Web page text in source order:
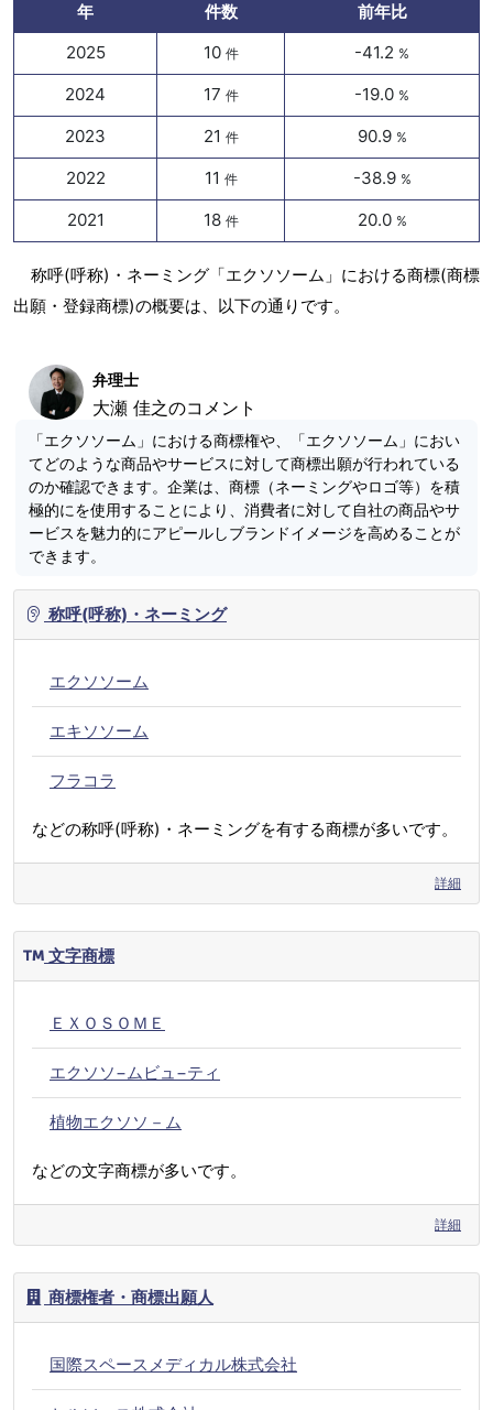
年 件数
前年比
2025
10 件 -41.2 %
2024 17 件 -19.0 %
2023 21 件 90.9 %
2022 11 件 -38.9 %
2021 18 件 20.0 %
称呼(呼称)・ネーミング「エクソソーム」における商標(商標
出願・登録商標)の概要は、以下の通りです。
弁理士
大瀬 佳之のコメント
「エクソソーム」における商標権や、「エクソソーム」におい
てどのような商品やサービスに対して商標出願が行われている
のか確認できます。企業は、商標（ネーミングやロゴ等）を積
極的にを使用することにより、消費者に対して自社の商品やサ
ービスを魅力的にアピールしブランドイメージを高めることが
できます。
称呼(呼称)・ネーミング
エクソソーム
エキソソーム
フラコラ
などの称呼(呼称)・ネーミングを有する商標が多いです。
詳細
文字商標
ＥＸＯＳＯＭＥ
エクソソ−ムビュ−ティ
植物エクソソ－ム
などの文字商標が多いです。
詳細
商標権者・商標出願人
国際スペースメディカル株式会社